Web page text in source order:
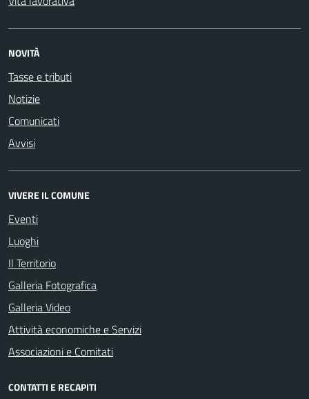
NOVITÀ
Tasse e tributi
Notizie
Comunicati
Avvisi
VIVERE IL COMUNE
Eventi
Luoghi
Il Territorio
Galleria Fotografica
Galleria Video
Attività economiche e Servizi
Associazioni e Comitati
CONTATTI E RECAPITI